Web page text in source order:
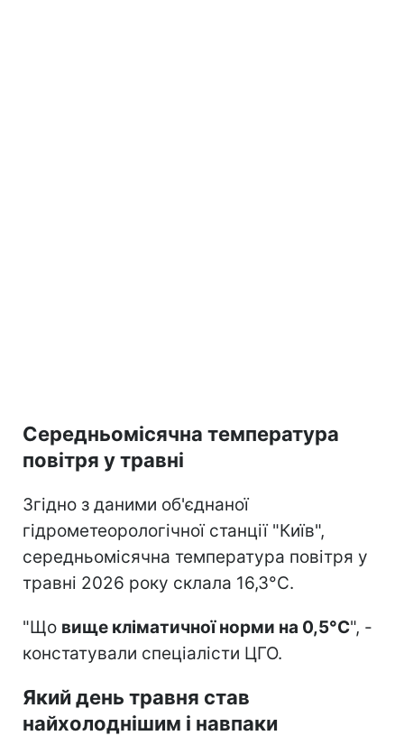
Середньомісячна температура
повітря у травні
Згідно з даними об'єднаної
гідрометеорологічної станції "Київ",
середньомісячна температура повітря у
травні 2026 року склала 16,3°С.
"Що вище кліматичної норми на 0,5°С", -
констатували спеціалісти ЦГО.
Який день травня став
найхолоднішим і навпаки